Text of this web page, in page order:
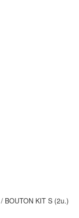
/ BOUTON KIT S (2u.)